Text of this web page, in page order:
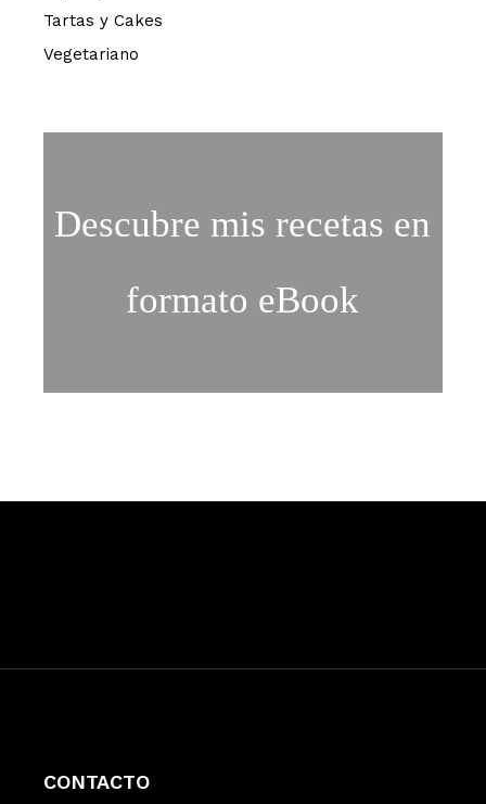
Tartas y Cakes
Vegetariano
Descubre mis recetas en
formato eBook
CONTACTO